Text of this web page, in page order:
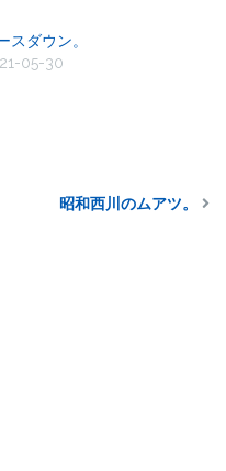
スダウン。
05-30
昭和西川のムアツ。